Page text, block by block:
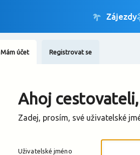
Mám účet Registrovat se
Ahoj cestovateli,
Zadej, prosím, své uživatelské
Uživatelské jméno